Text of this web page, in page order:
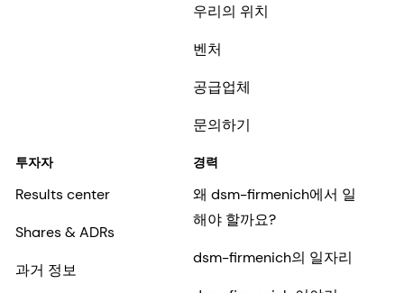
우리의 위치
벤처
공급업체
문의하기
투자자
Results center
Shares & ADRs
과거 정보
경력
왜 dsm-firmenich에서 일
해야 할까요?
dsm-firmenich의 일자리